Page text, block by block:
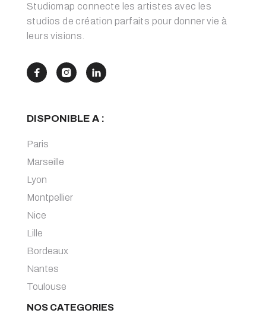
Studiomap connecte les artistes avec les
studios de création parfaits pour donner vie à
leurs visions.
  
DISPONIBLE A :
Paris
Marseille
Lyon
Montpellier
Nice
Lille
Bordeaux
Nantes
Toulouse
NOS CATEGORIES